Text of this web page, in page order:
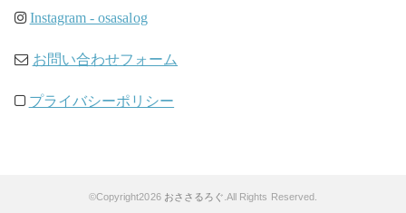
Instagram - osasalog
お問い合わせフォーム
プライバシーポリシー
©Copyright2026 おささるろぐ .All Rights Reserved.